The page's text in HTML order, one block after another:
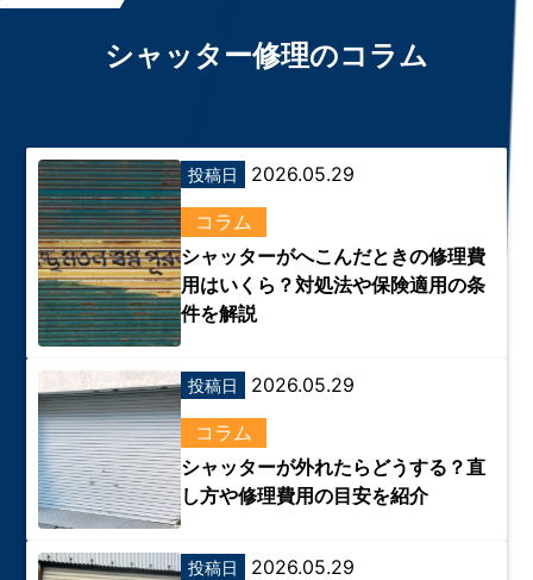
シャッター修理のコラム
投稿日 2026.05.29
コラム
シャッターがへこんだときの修理費
用はいくら？対処法や保険適用の条
件を解説
投稿日 2026.05.29
コラム
シャッターが外れたらどうする？直
し方や修理費用の目安を紹介
投稿日 2026.05.29